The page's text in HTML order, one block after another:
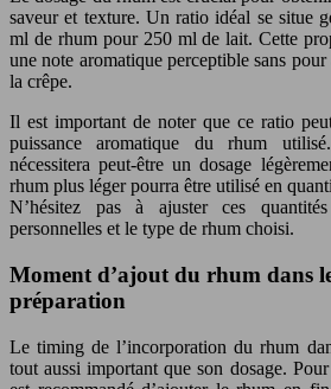
saveur et texture. Un ratio idéal se situe
ml de rhum pour 250 ml de lait. Cette
une note aromatique perceptible sans
la crêpe.
Il est important de noter que ce ratio
puissance aromatique du rhum
nécessitera peut-être un dosage
rhum plus léger pourra être utilisé en
N’hésitez pas à ajuster ces
personnelles et le type de rhum choisi.
Moment d’ajout du rhum dans
préparation
Le timing de l’incorporation du rhum
tout aussi important que son dosage.